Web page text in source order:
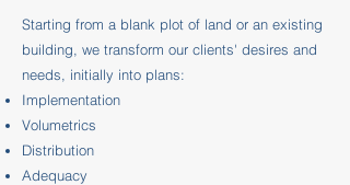
Starting from a blank plot of land or an existing
building, we transform our clients' desires and
needs, initially into plans:
Implementation
Volumetrics
Distribution
Adequacy